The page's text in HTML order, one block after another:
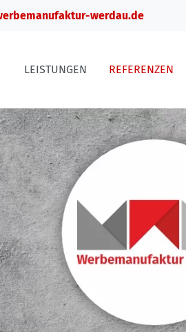
werdau.de
LEISTUNGEN REFERENZEN